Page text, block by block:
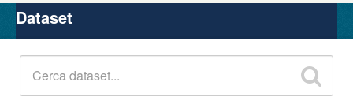
Organizzazioni
Gruppi
Dataset